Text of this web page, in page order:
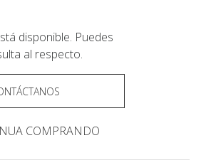
disponible. Puedes
al respecto.
COMPRANDO